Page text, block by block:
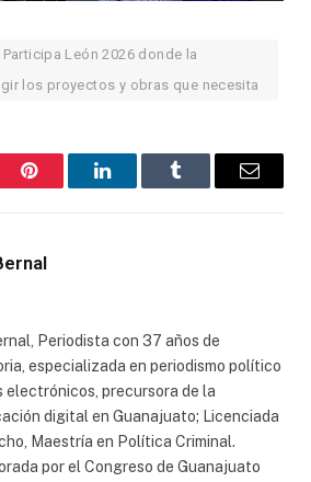
León 2026 donde la
los proyectos y obras que necesita
Pinterest LinkedInTumblr Email
Periodista con 37 años de
especializada en periodismo político
electrónicos, precursora de la
digital en Guanajuato; Licenciada
Maestría en Política Criminal.
por el Congreso de Guanajuato